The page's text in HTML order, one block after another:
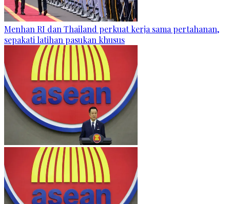
Menhan RI dan Thailand perkuat kerja sama pertahanan,
sepakati latihan pasukan khusus